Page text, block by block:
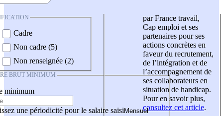
Cadre
Non cadre (5)
Non renseignée (2)
BRUT MINIMUM
minimum
une périodicité pour le salaire saisi
par France travail,
Cap emploi et ses
partenaires pour ses
actions concrètes en
faveur du recrutement,
de l’intégration et de
l’accompagnement de
ses collaborateurs en
situation de handicap.
Pour en savoir plus,
consultez cet article.